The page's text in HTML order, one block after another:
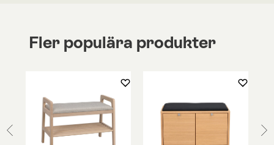
Fler populära produkter